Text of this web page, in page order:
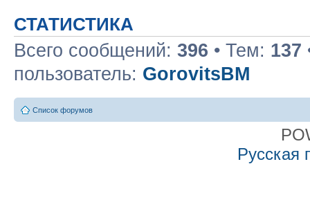
СТАТИСТИКА
Всего сообщений: 396 • Тем: 137
пользователь: GorovitsBM
Список форумов
Русская